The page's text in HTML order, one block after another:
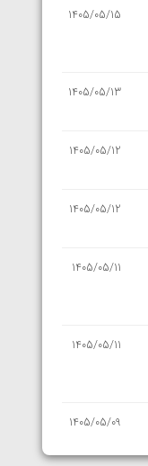
1405/05/15
1405/05/13
1405/05/12
1405/05/12
1405/05/11
1405/05/11
1405/05/09